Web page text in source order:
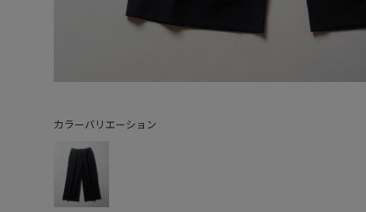
カラーバリエーション